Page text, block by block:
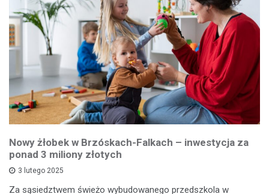
Nowy żłobek w Brzóskach-Falkach – inwestycja za
ponad 3 miliony złotych
3 lutego 2025
Za sąsiedztwem świeżo wybudowanego przedszkola w